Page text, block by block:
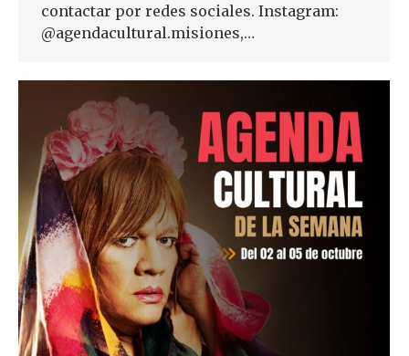
contactar por redes sociales. Instagram:
@agendacultural.misiones,…